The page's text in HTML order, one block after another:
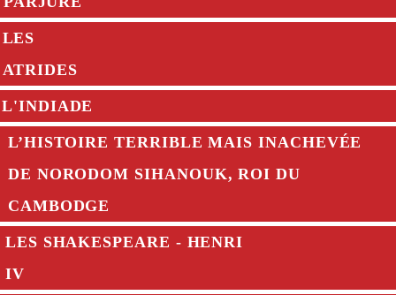
LES
ATRIDES
L'INDIADE
L’HISTOIRE TERRIBLE MAIS INACHEVÉE
DE NORODOM SIHANOUK, ROI DU
CAMBODGE
LES SHAKESPEARE - HENRI
IV